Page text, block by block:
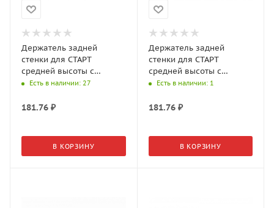
Держатель задней
стенки для СТАРТ
средней высоты с
традиционными
Есть в наличии: 27
181.76 ₽
В КОРЗИНУ
Держатель задней
стенки для СТАРТ
средней высоты с
традиционными
Есть в наличии: 1
181.76₽
В КОРЗИНУ